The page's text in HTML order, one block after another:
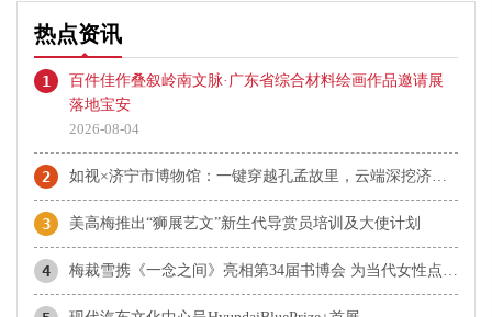
热点资讯
1
百件佳作叠叙岭南文脉·广东省综合材料绘画作品邀请展
落地宝安
2026-08-04
2 如视×济宁市博物馆：一键穿越孔孟故里，云端深挖济宁千年文脉
3 美高梅推出“狮展艺文”新生代导赏员培训及大使计划
4 梅裁雪携《一念之间》亮相第34届书博会 为当代女性点亮心灵自渡之光